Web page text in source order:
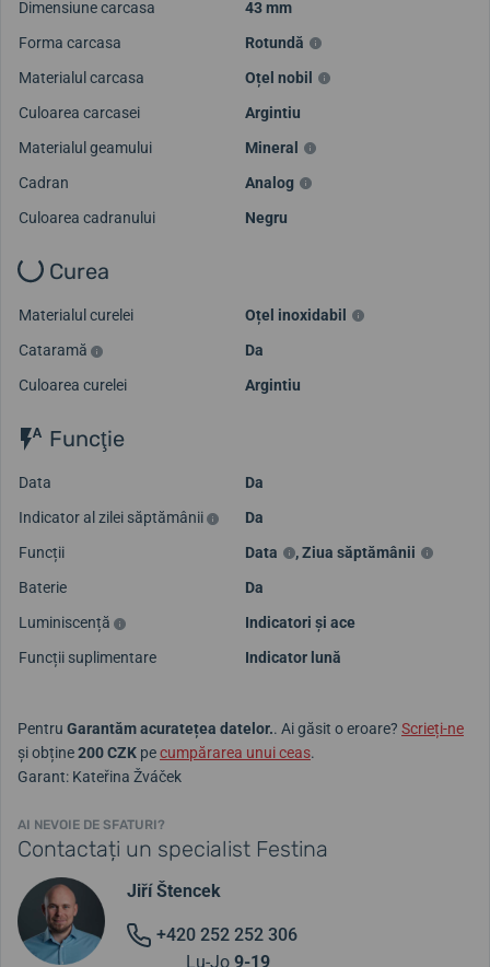
Dimensiune carcasa
43 mm
Forma carcasa
Rotundă
Materialul carcasa
Oțel nobil
Culoarea carcasei
Argintiu
Materialul geamului
Mineral
Cadran
Analog
Culoarea cadranului
Negru
Curea
Materialul curelei
Oțel inoxidabil
Cataramă
Da
Culoarea curelei
Argintiu
Funcţie
Data
Da
Indicator al zilei săptămânii
Da
Funcții
Data ,Ziua săptămânii
Baterie
Da
Luminiscență
Indicatori și ace
Funcții suplimentare
Indicator lună
Pentru Garantăm acuratețea datelor.. Ai găsit o eroare? Scrieți-ne
și obține200 CZK pecumpărarea unui ceas.
Garant: Kateřina Žváček
AI NEVOIE DE SFATURI?
Contactați un specialist Festina
Jiří Štencek
+420 252 252 306
Lu-Jo 9-19